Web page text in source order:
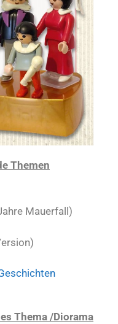
Themen
Mauerfall)
Thema /Diorama